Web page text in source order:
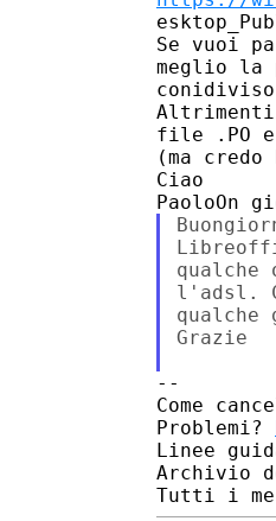
Se vuoi
meglio la
file .PO e
(ma
Ciao
qualche
l'adsl.
qualche
Grazie
--
Come
Problemi?
Linee
Archivio